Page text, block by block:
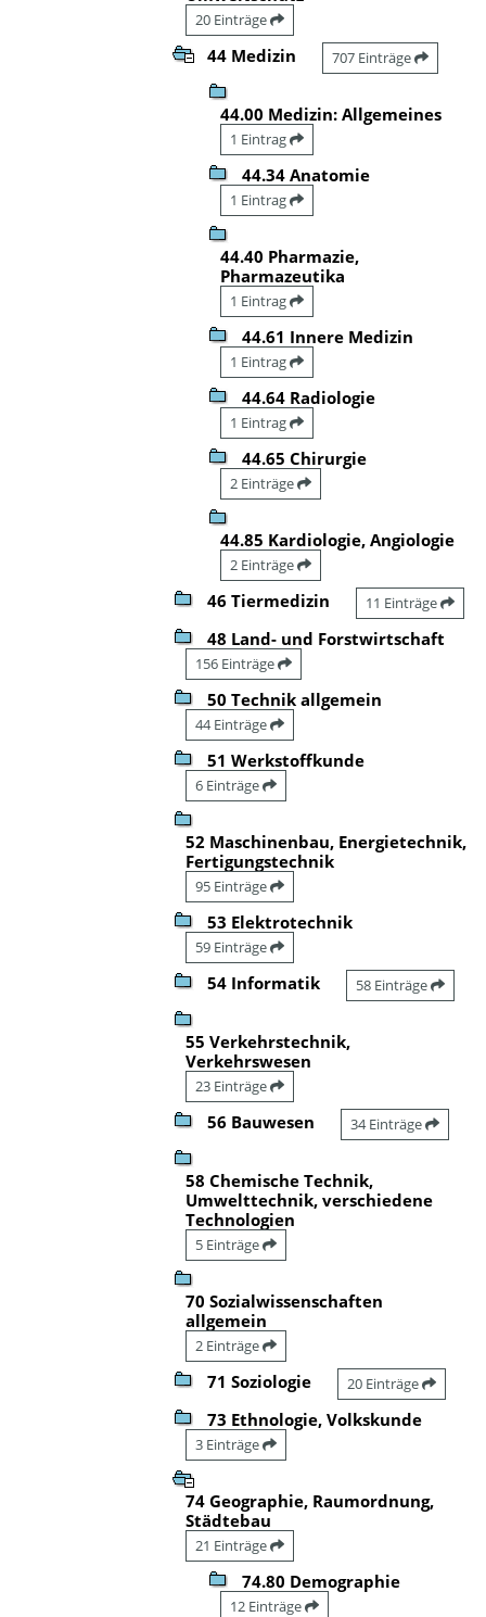
20 Einträge
44 Medizin 707 Einträge
44.00 Medizin: Allgemeines
1 Eintrag
44.34 Anatomie
1 Eintrag
44.40 Pharmazie,
Pharmazeutika
1 Eintrag
44.61 Innere Medizin
1 Eintrag
44.64 Radiologie
1 Eintrag
44.65 Chirurgie
2 Einträge
44.85 Kardiologie, Angiologie
2 Einträge
46 Tiermedizin 11 Einträge
48 Land- und Forstwirtschaft
156 Einträge
50 Technik allgemein
44 Einträge
51 Werkstoffkunde
6 Einträge
52 Maschinenbau, Energietechnik,
Fertigungstechnik
95 Einträge
53 Elektrotechnik
59 Einträge
54 Informatik 58 Einträge
55 Verkehrstechnik,
Verkehrswesen
23 Einträge
56 Bauwesen 34 Einträge
58 Chemische Technik,
Umwelttechnik, verschiedene
Technologien
5 Einträge
70 Sozialwissenschaften
allgemein
2 Einträge
71 Soziologie 20 Einträge
73 Ethnologie, Volkskunde
3 Einträge
74 Geographie, Raumordnung,
Städtebau
21 Einträge
74.80 Demographie
12 Einträge